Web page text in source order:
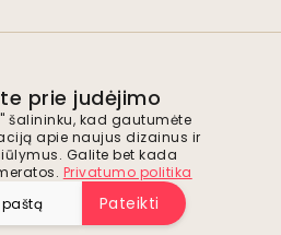
prie judėjimo
šalininku, kad gautumėte
apie naujus dizainus ir
Galite bet kada
Privatumo politika
Pateikti